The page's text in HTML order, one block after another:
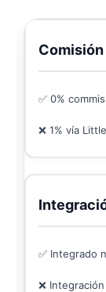
✅ 0%
❌ 1% vía
✅ Integrado
❌